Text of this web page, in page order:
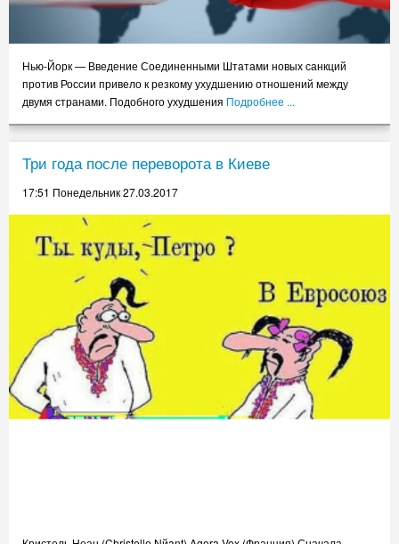
Нью-Йорк — Введение Соединенными Штатами новых санкций
против России привело к резкому ухудшению отношений между
двумя странами. Подобного ухудшения Подробнее ...
Три года после переворота в Киеве
17:51 Понедельник 27.03.2017